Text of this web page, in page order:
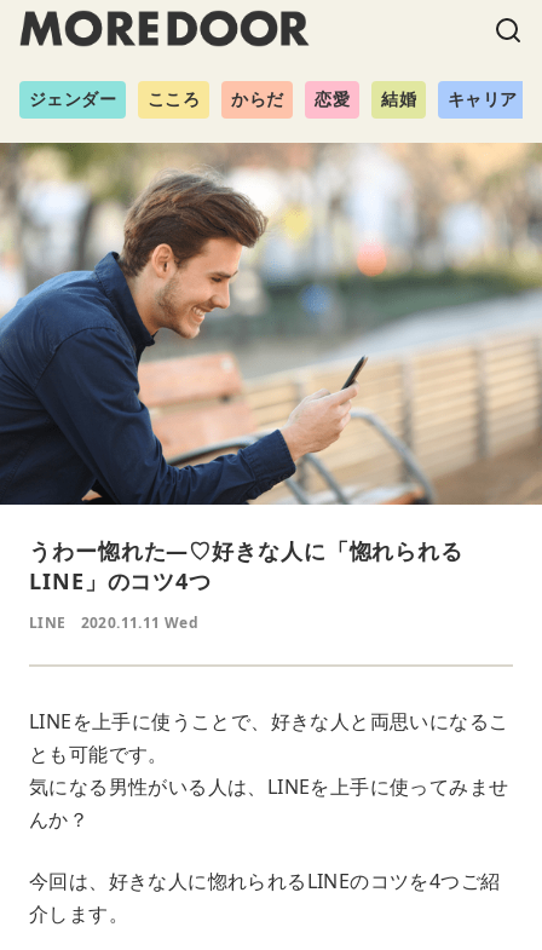
ジェンダー こころ からだ 恋愛 結婚 キャリア
うわー惚れた―♡好きな人に「惚れられる
LINE」のコツ4つ
LINE 2020.11.11 Wed
LINEを上手に使うことで、好きな人と両思いになるこ
とも可能です。
気になる男性がいる人は、LINEを上手に使ってみませ
んか？
今回は、好きな人に惚れられるLINEのコツを4つご紹
介します。